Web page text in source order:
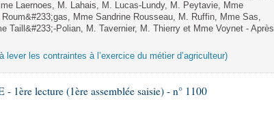
Laernoes, M. Lahais, M. Lucas-Lundy, M. Peytavie, Mme
Mme Sandrine Rousseau, M. Ruffin, Mme Sas,
Taill&#233;-Polian, M. Tavernier, M. Thierry et Mme Voynet - Après
les contraintes à l’exercice du métier d’agriculteur)
1ère lecture (1ère assemblée saisie) - n° 1100